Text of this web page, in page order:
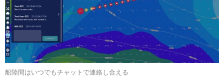
船陸間はいつでもチャットで連絡し合える